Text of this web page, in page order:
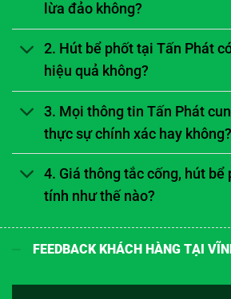
lừa đảo không?
2. Hút bể phốt tại Tấn Phát
hiệu quả không?
3. Mọi thông tin Tấn Phát
thực sự chính xác hay không?
4. Giá thông tắc cống, hút bể
tính như thế nào?
FEEDBACK KHÁCH HÀNG TẠI